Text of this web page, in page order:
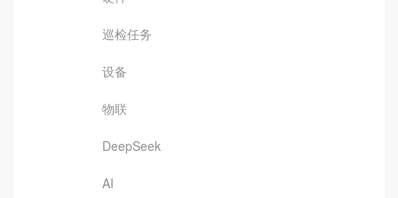
巡检任务
设备
物联
DeepSeek
AI